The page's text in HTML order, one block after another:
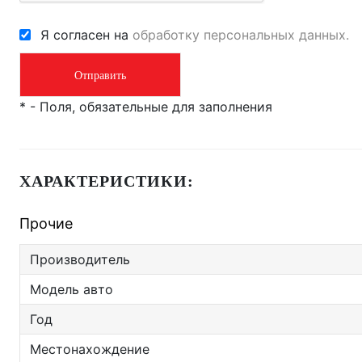
Я согласен на обработку персональных данных.
* - Поля, обязательные для заполнения
ХАРАКТЕРИСТИКИ:
Прочие
Производитель
Модель авто
Год
Местонахождение